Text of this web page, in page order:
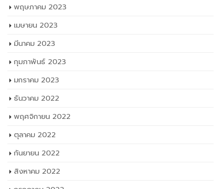
พฤษภาคม 2023
เมษายน 2023
มีนาคม 2023
กุมภาพันธ์ 2023
มกราคม 2023
ธันวาคม 2022
พฤศจิกายน 2022
ตุลาคม 2022
กันยายน 2022
สิงหาคม 2022